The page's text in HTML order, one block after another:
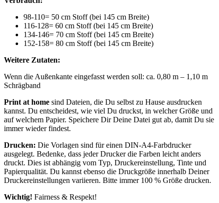
98-110= 50 cm Stoff (bei 145 cm Breite)
116-128= 60 cm Stoff (bei 145 cm Breite)
134-146= 70 cm Stoff (bei 145 cm Breite)
152-158= 80 cm Stoff (bei 145 cm Breite)
Weitere Zutaten:
Wenn die Außenkante eingefasst werden soll: ca. 0,80 m – 1,10 m
Schrägband
Print at home sind Dateien, die Du selbst zu Hause ausdrucken
kannst. Du entscheidest, wie viel Du druckst, in welcher Größe und
auf welchem Papier. Speichere Dir Deine Datei gut ab, damit Du sie
immer wieder findest.
Drucken: Die Vorlagen sind für einen DIN-A4-Farbdrucker
ausgelegt. Bedenke, dass jeder Drucker die Farben leicht anders
druckt. Dies ist abhängig vom Typ, Druckereinstellung, Tinte und
Papierqualität. Du kannst ebenso die Druckgröße innerhalb Deiner
Druckereinstellungen variieren. Bitte immer 100 % Größe drucken.
Wichtig! Fairness & Respekt!